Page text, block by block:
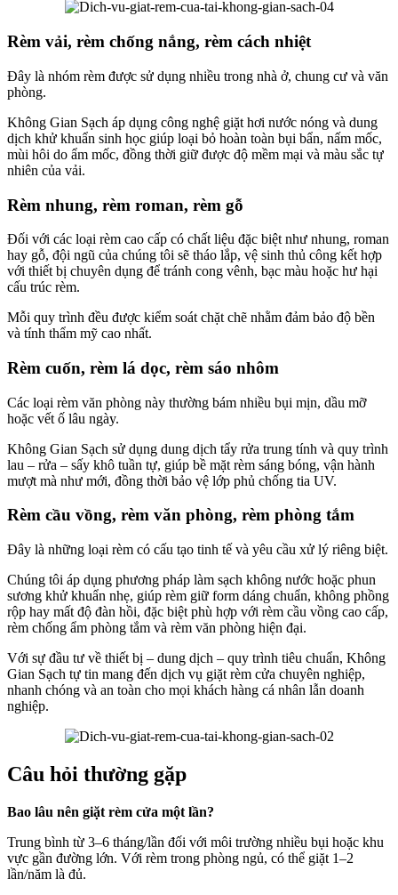
Rèm vải, rèm chống nắng, rèm cách nhiệt
Đây là nhóm rèm được sử dụng nhiều trong nhà ở, chung cư và văn
phòng.
Không Gian Sạch áp dụng công nghệ giặt hơi nước nóng và dung
dịch khử khuẩn sinh học giúp loại bỏ hoàn toàn bụi bẩn, nấm mốc,
mùi hôi do ẩm mốc, đồng thời giữ được độ mềm mại và màu sắc tự
nhiên của vải.
Rèm nhung, rèm roman, rèm gỗ
Đối với các loại rèm cao cấp có chất liệu đặc biệt như nhung, roman
hay gỗ, đội ngũ của chúng tôi sẽ tháo lắp, vệ sinh thủ công kết hợp
với thiết bị chuyên dụng để tránh cong vênh, bạc màu hoặc hư hại
cấu trúc rèm.
Mỗi quy trình đều được kiểm soát chặt chẽ nhằm đảm bảo độ bền
và tính thẩm mỹ cao nhất.
Rèm cuốn, rèm lá dọc, rèm sáo nhôm
Các loại rèm văn phòng này thường bám nhiều bụi mịn, dầu mỡ
hoặc vết ố lâu ngày.
Không Gian Sạch sử dụng dung dịch tẩy rửa trung tính và quy trình
lau – rửa – sấy khô tuần tự, giúp bề mặt rèm sáng bóng, vận hành
mượt mà như mới, đồng thời bảo vệ lớp phủ chống tia UV.
Rèm cầu vồng, rèm văn phòng, rèm phòng tắm
Đây là những loại rèm có cấu tạo tinh tế và yêu cầu xử lý riêng biệt.
Chúng tôi áp dụng phương pháp làm sạch không nước hoặc phun
sương khử khuẩn nhẹ, giúp rèm giữ form dáng chuẩn, không phồng
rộp hay mất độ đàn hồi, đặc biệt phù hợp với rèm cầu vồng cao cấp,
rèm chống ẩm phòng tắm và rèm văn phòng hiện đại.
Với sự đầu tư về thiết bị – dung dịch – quy trình tiêu chuẩn, Không
Gian Sạch tự tin mang đến dịch vụ giặt rèm cửa chuyên nghiệp,
nhanh chóng và an toàn cho mọi khách hàng cá nhân lẫn doanh
nghiệp.
Câu hỏi thường gặp
Bao lâu nên giặt rèm cửa một lần?
Trung bình từ 3–6 tháng/lần đối với môi trường nhiều bụi hoặc khu
vực gần đường lớn. Với rèm trong phòng ngủ, có thể giặt 1–2
lần/năm là đủ.